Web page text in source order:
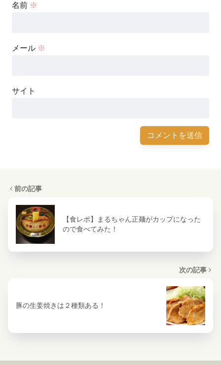
名前 ※
メール ※
サイト
前の記事
【食レポ】まるちゃん正麺がカップになった
ので食べてみた！
次の記事
豚の生姜焼きは２種類ある！